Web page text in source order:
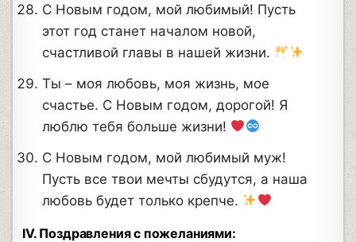
С Новым годом, мой любимый! Пусть
этот год станет началом новой,
счастливой главы в нашей жизни.
Ты – моя любовь, моя жизнь, мое
счастье. С Новым годом, дорогой! Я
люблю тебя больше жизни!
С Новым годом, мой любимый муж!
Пусть все твои мечты сбудутся, а наша
любовь будет только крепче.
IV. Поздравления с пожеланиями: